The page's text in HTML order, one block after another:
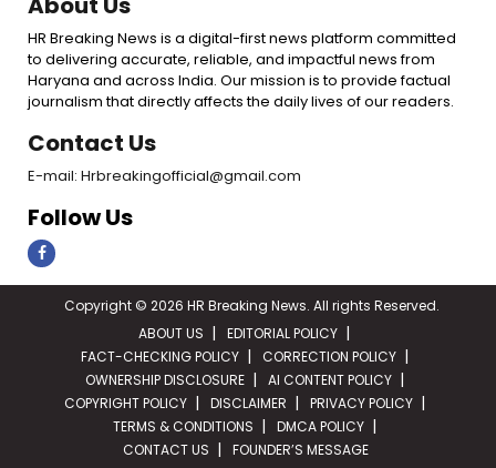
HR Breaking News is a digital-first news platform committed
to delivering accurate, reliable, and impactful news from
Haryana and across India. Our mission is to provide factual
journalism that directly affects the daily lives of our readers.
Contact Us
E-mail: Hrbreakingofficial@gmail.com
Follow Us
Copyright © 2026 HR Breaking News. All rights Reserved.
ABOUT US
EDITORIAL POLICY
FACT-CHECKING POLICY
CORRECTION POLICY
OWNERSHIP DISCLOSURE
AI CONTENT POLICY
COPYRIGHT POLICY
DISCLAIMER
PRIVACY POLICY
TERMS & CONDITIONS
DMCA POLICY
CONTACT US
FOUNDER’S MESSAGE